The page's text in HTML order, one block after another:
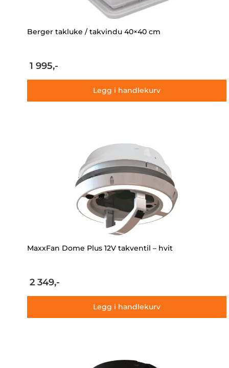
Berger takluke / takvindu 40×40 cm
1 995,-
Legg i handlekurv
MaxxFan Dome Plus 12V takventil – hvit
2 349,-
Legg i handlekurv